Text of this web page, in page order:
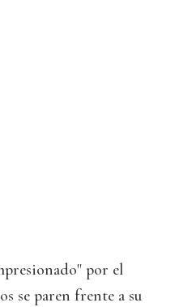
por el
se paren frente a su